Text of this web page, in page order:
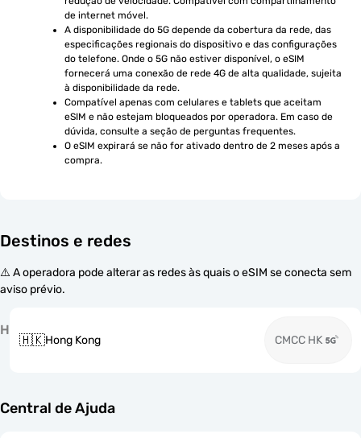
de internet móvel.
A disponibilidade do 5G depende da cobertura da rede, das
especificações regionais do dispositivo e das configurações
do telefone. Onde o 5G não estiver disponível, o eSIM
fornecerá uma conexão de rede 4G de alta qualidade, sujeita
à disponibilidade da rede.
Compatível apenas com celulares e tablets que aceitam
eSIM e não estejam bloqueados por operadora. Em caso de
dúvida, consulte a seção de perguntas frequentes.
O eSIM expirará se não for ativado dentro de 2 meses após a
compra.
Destinos e redes
⚠️ A operadora pode alterar as redes às quais o eSIM se conecta sem
aviso prévio.
H
🇭🇰Hong Kong CMCC HK
Central de Ajuda